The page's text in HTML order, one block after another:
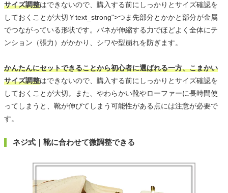
サイズ調整はできないので、購入する前にしっかりとサイズ確認を
しておくことが大切￥text_strong">つま先部分とかかと部分が金属
でつながっている形状です。バネが伸縮する力でほどよく全体にテ
ンション（張力）がかかり、シワや型崩れを防ぎます。
かんたんにセットできることから初心者に選ばれる一方、こまかい
サイズ調整はできないので、購入する前にしっかりとサイズ確認を
しておくことが大切。また、やわらかい靴やローファーに長時間使
ってしまうと、靴が伸びてしまう可能性がある点には注意が必要で
す。
ネジ式｜靴に合わせて微調整できる